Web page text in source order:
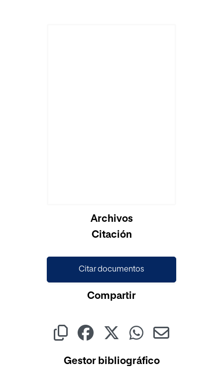
Cargando...Archivos
Citación
Citar documentos
Compartir
Gestor bibliográfico